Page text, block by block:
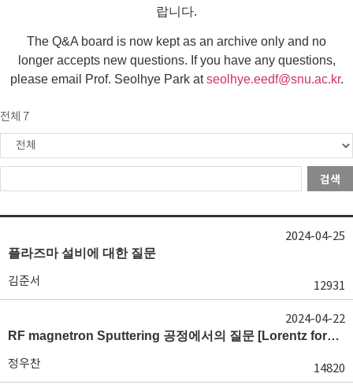
랍니다.
The Q&A board is now kept as an archive only and no
longer accepts new questions. If you have any questions,
please email Prof. Seolhye Park atseolhye.eedf@snu.ac.kr.
전체 7
검색
플라즈마 설비에 대한 질문
김준서 12931
2024-04-25
RF magnetron Sputtering 공정에서의 질문 [Lorentz force와 ExB drift 이해]
정우찬 14820
2024-04-22